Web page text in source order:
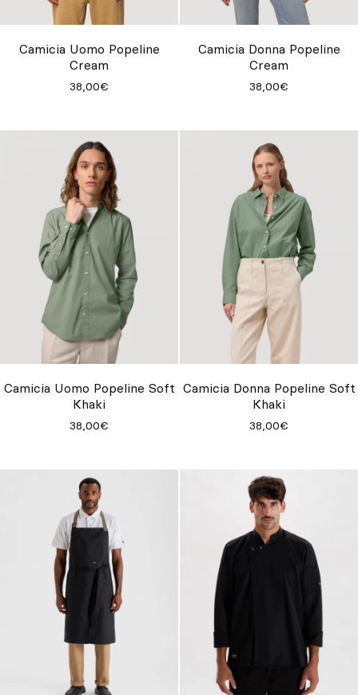
Lasciati ispirare
ES
Camicia Uomo Popeline
Cream
38,00€
Camicia Donna Popeline
Cream
38,00€
Camicia Uomo Popeline Soft
Khaki
38,00€
Camicia Donna Popeline Soft
Khaki
38,00€